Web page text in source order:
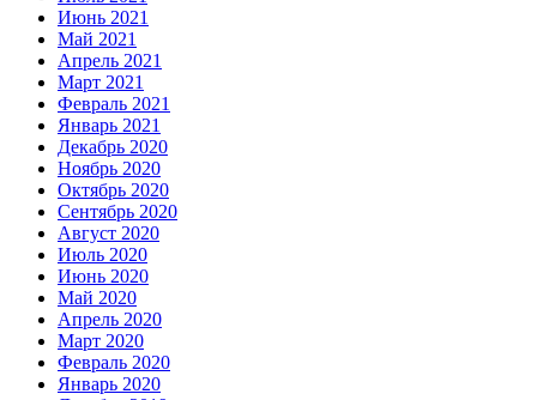
Июнь 2021
Май 2021
Апрель 2021
Март 2021
Февраль 2021
Январь 2021
Декабрь 2020
Ноябрь 2020
Октябрь 2020
Сентябрь 2020
Август 2020
Июль 2020
Июнь 2020
Май 2020
Апрель 2020
Март 2020
Февраль 2020
Январь 2020